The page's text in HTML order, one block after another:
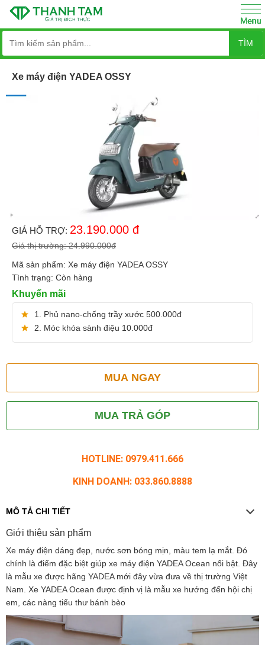
TÌM
Xe máy điện YADEA OSSY
GIÁ HỖ TRỢ: 23.190.000 đ
Giá thị trường:24.990.000đ
Mã sản phẩm: Xe máy điện YADEA OSSY
Tình trạng: Còn hàng
Khuyến mãi
1. Phủ nano-chống trầy xước 500.000đ
2. Móc khóa sành điệu 10.000đ
MUA NGAY
MUA TRẢ GÓP
HOTLINE: 0979.411.666
KINH DOANH: 033.860.8888
MÔ TẢ CHI TIẾT
Giới thiệu sản phẩm
Xe máy điện dáng đẹp, nước sơn bóng mịn, màu tem lạ mắt. Đó
chính là điểm đặc biệt giúp xe máy điện YADEA Ocean nổi bật. Đây
là mẫu xe được hãng YADEA mới đây vừa đưa về thị trường Việt
Nam. Xe YADEA Ocean được định vị là mẫu xe hướng đến hội chị
em, các nàng tiểu thư bánh bèo